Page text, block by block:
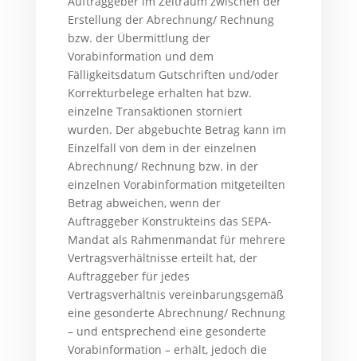
Erstellung der Abrechnung/ Rechnung
bzw. der Übermittlung der
Vorabinformation und dem
Fälligkeitsdatum Gutschriften und/oder
Korrekturbelege erhalten hat bzw.
einzelne Transaktionen storniert
wurden. Der abgebuchte Betrag kann im
Einzelfall von dem in der einzelnen
Abrechnung/ Rechnung bzw. in der
einzelnen Vorabinformation mitgeteilten
Betrag abweichen, wenn der
Auftraggeber Konstrukteins das SEPA-
Mandat als Rahmenmandat für mehrere
Vertragsverhältnisse erteilt hat, der
Auftraggeber für jedes
Vertragsverhältnis vereinbarungsgemäß
eine gesonderte Abrechnung/ Rechnung
– und entsprechend eine gesonderte
Vorabinformation – erhält, jedoch die